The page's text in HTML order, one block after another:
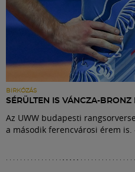
BIRKÓZÁS
SÉRÜLTEN IS VÁNCZA-BRONZ
Az UWW budapesti
a második ferencvárosi érem is.